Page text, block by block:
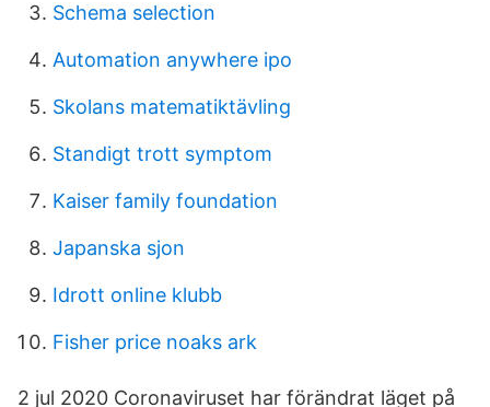
Schema selection
Automation anywhere ipo
Skolans matematiktävling
Standigt trott symptom
Kaiser family foundation
Japanska sjon
Idrott online klubb
Fisher price noaks ark
2 jul 2020 Coronaviruset har förändrat läget på